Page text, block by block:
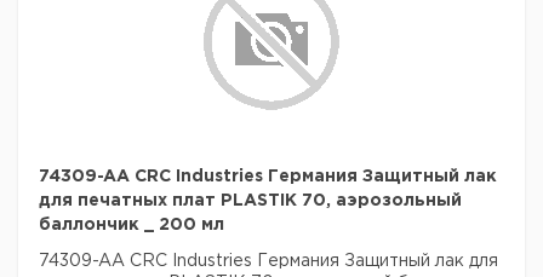
74309-AA CRC Industries Германия Защитный лак
для печатных плат PLASTIK 70, аэрозольный
баллончик _ 200 мл
74309-AA CRC Industries Германия Защитный лак для